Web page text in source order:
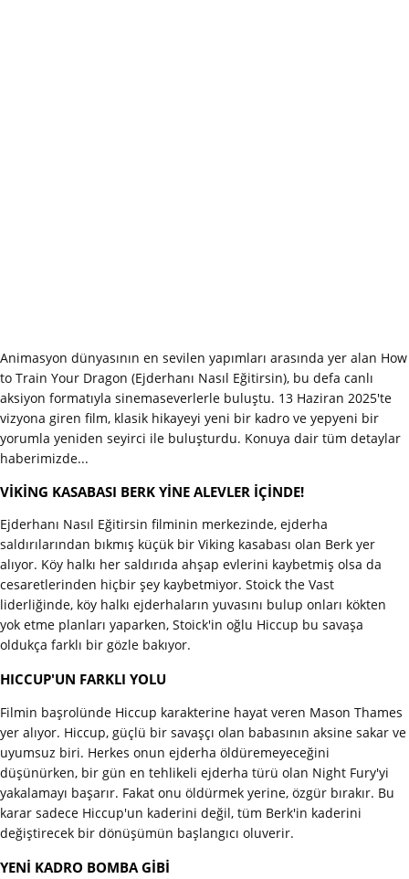
Animasyon dünyasının en sevilen yapımları arasında yer alan How
to Train Your Dragon (Ejderhanı Nasıl Eğitirsin), bu defa canlı
aksiyon formatıyla sinemaseverlerle buluştu. 13 Haziran 2025'te
vizyona giren film, klasik hikayeyi yeni bir kadro ve yepyeni bir
yorumla yeniden seyirci ile buluşturdu. Konuya dair tüm detaylar
haberimizde...
VİKİNG KASABASI BERK YİNE ALEVLER İÇİNDE!
Ejderhanı Nasıl Eğitirsin filminin merkezinde, ejderha
saldırılarından bıkmış küçük bir Viking kasabası olan Berk yer
alıyor. Köy halkı her saldırıda ahşap evlerini kaybetmiş olsa da
cesaretlerinden hiçbir şey kaybetmiyor. Stoick the Vast
liderliğinde, köy halkı ejderhaların yuvasını bulup onları kökten
yok etme planları yaparken, Stoick'in oğlu Hiccup bu savaşa
oldukça farklı bir gözle bakıyor.
HICCUP'UN FARKLI YOLU
Filmin başrolünde Hiccup karakterine hayat veren Mason Thames
yer alıyor. Hiccup, güçlü bir savaşçı olan babasının aksine sakar ve
uyumsuz biri. Herkes onun ejderha öldüremeyeceğini
düşünürken, bir gün en tehlikeli ejderha türü olan Night Fury'yi
yakalamayı başarır. Fakat onu öldürmek yerine, özgür bırakır. Bu
karar sadece Hiccup'un kaderini değil, tüm Berk'in kaderini
değiştirecek bir dönüşümün başlangıcı oluverir.
YENİ KADRO BOMBA GİBİ